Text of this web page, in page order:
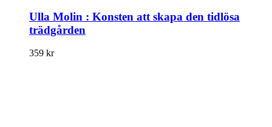
Ulla Molin : Konsten att skapa den tidlösa
trädgården
359 kr